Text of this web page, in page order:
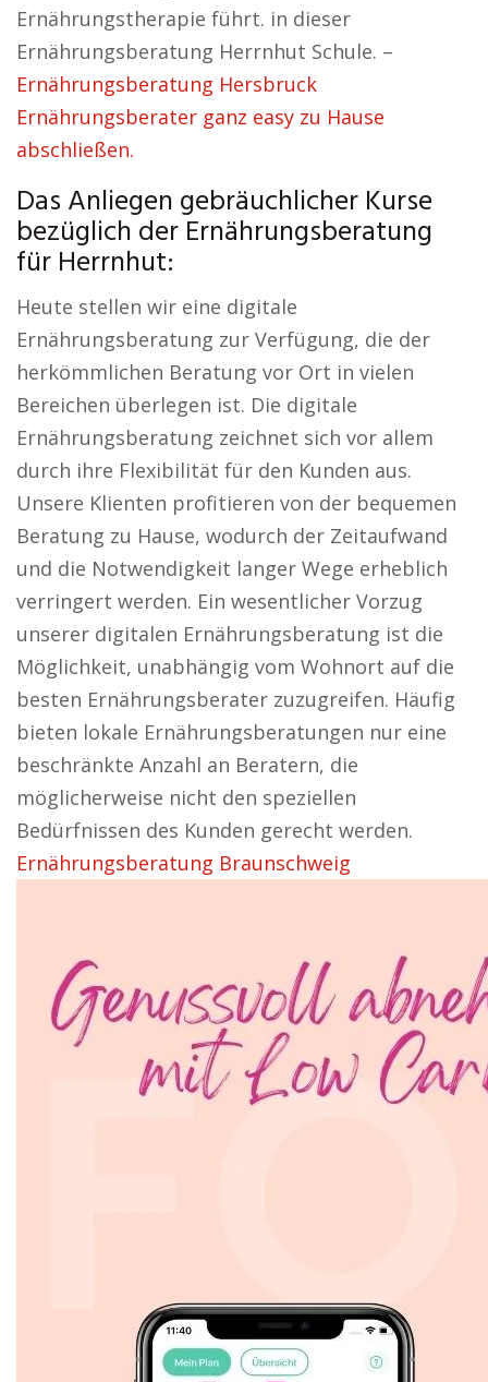
Ernährungstherapie führt. in dieser
Ernährungsberatung Herrnhut Schule. –
Ernährungsberatung Hersbruck
Ernährungsberater ganz easy zu Hause
abschließen.
Das Anliegen gebräuchlicher Kurse
bezüglich der Ernährungsberatung
für Herrnhut:
Heute stellen wir eine digitale
Ernährungsberatung zur Verfügung, die der
herkömmlichen Beratung vor Ort in vielen
Bereichen überlegen ist. Die digitale
Ernährungsberatung zeichnet sich vor allem
durch ihre Flexibilität für den Kunden aus.
Unsere Klienten profitieren von der bequemen
Beratung zu Hause, wodurch der Zeitaufwand
und die Notwendigkeit langer Wege erheblich
verringert werden. Ein wesentlicher Vorzug
unserer digitalen Ernährungsberatung ist die
Möglichkeit, unabhängig vom Wohnort auf die
besten Ernährungsberater zuzugreifen. Häufig
bieten lokale Ernährungsberatungen nur eine
beschränkte Anzahl an Beratern, die
möglicherweise nicht den speziellen
Bedürfnissen des Kunden gerecht werden.
Ernährungsberatung Braunschweig